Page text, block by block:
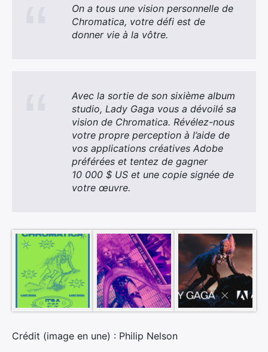
On a tous une vision personnelle de
Chromatica, votre défi est de
donner vie à la vôtre.
Avec la sortie de son sixième album
studio, Lady Gaga vous a dévoilé sa
vision de Chromatica. Révélez-nous
votre propre perception à l’aide de
vos applications créatives Adobe
préférées et tentez de gagner
10 000 $ US et une copie signée de
votre œuvre.
Crédit (image en une) : Philip Nelson
Rechercher